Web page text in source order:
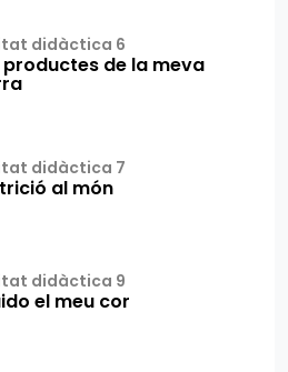
didàctica 6
productes de la meva
didàctica 7
al món
didàctica 9
el meu cor